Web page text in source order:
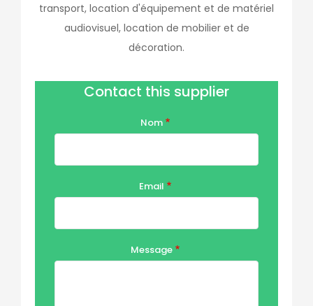
transport, location d'équipement et de matériel
audiovisuel, location de mobilier et de
décoration.
Contact this supplier
Nom
Email
Message